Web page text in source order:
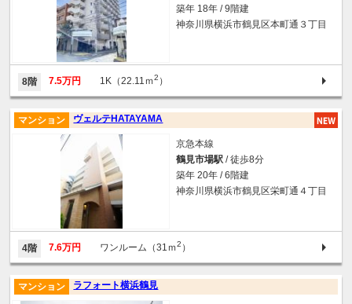
築年 18年 / 9階建
神奈川県横浜市鶴見区本町通３丁目
8階 7.5万円 1K（22.11ｍ2 ）
ヴェルテHATAYAMA
マンション
京急本線
鶴見市場駅 / 徒歩8分
築年 20年 / 6階建
神奈川県横浜市鶴見区栄町通４丁目
4階 7.6万円 ワンルーム（31ｍ2 ）
ラフォート横浜鶴見
マンション